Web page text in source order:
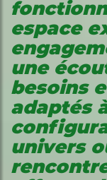
espace
une
besoins
adaptés
univers